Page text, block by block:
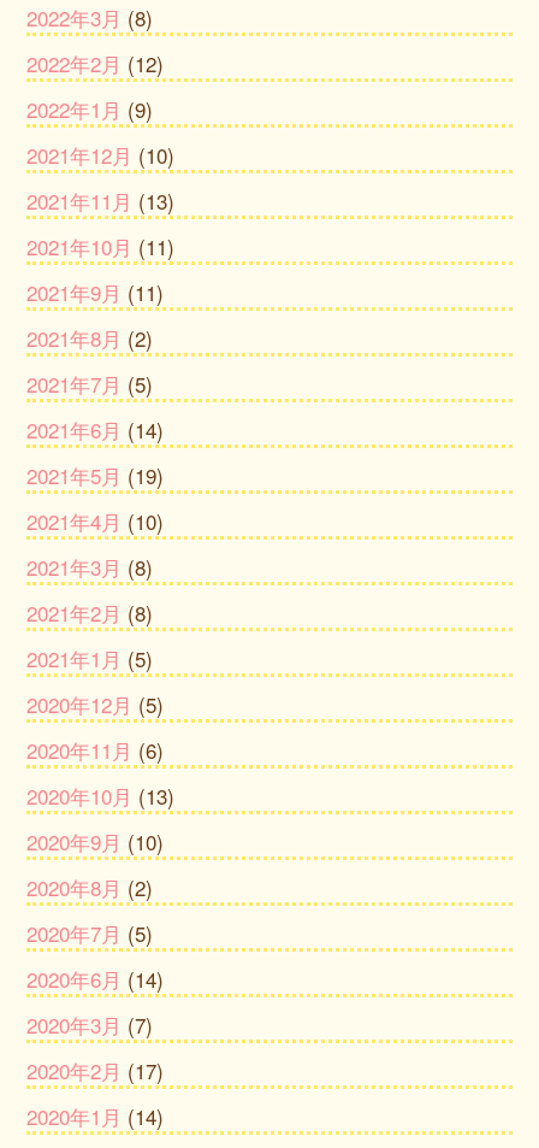
2022年3月 (8)
2022年2月 (12)
2022年1月 (9)
2021年12月 (10)
2021年11月 (13)
2021年10月 (11)
2021年9月 (11)
2021年8月 (2)
2021年7月 (5)
2021年6月 (14)
2021年5月 (19)
2021年4月 (10)
2021年3月 (8)
2021年2月 (8)
2021年1月 (5)
2020年12月 (5)
2020年11月 (6)
2020年10月 (13)
2020年9月 (10)
2020年8月 (2)
2020年7月 (5)
2020年6月 (14)
2020年3月 (7)
2020年2月 (17)
2020年1月 (14)